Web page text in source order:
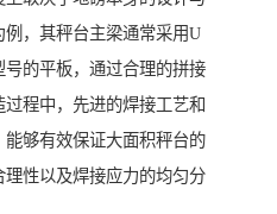
，其秤台主梁通常采用U
的平板，通过合理的拼接
程中，先进的焊接工艺和
够有效保证大面积秤台的
性以及焊接应力的均匀分